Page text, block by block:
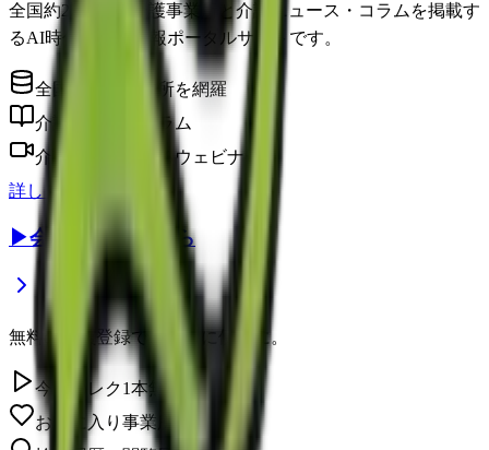
全国約22万件の介護事業所と介護ニュース・コラムを掲載す
るAI時代の介護情報ポータルサイトです。
全国の介護事業所を網羅
介護に役立つコラム
介護のプロによるウェビナー
詳しく見る
▶会員登録はこちら
無料の会員登録で、さらに便利に。
今日のレク1本無料視聴
お気に入り事業所を保存